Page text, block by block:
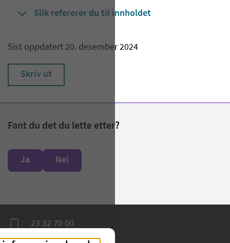
Slik refererer du til innholdet
Sist oppdatert 20. desember 2024
Skriv ut
Fant du det du lette etter?
Ja Nei